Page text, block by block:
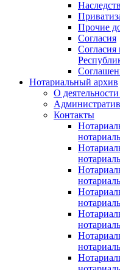
Прочие
Согласия
Согласия
Нотариальный архив
О
Контакты